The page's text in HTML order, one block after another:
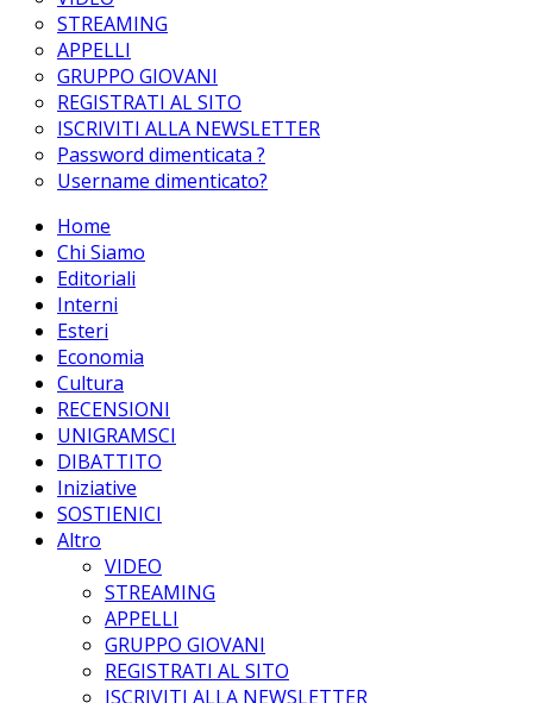
STREAMING
APPELLI
GRUPPO GIOVANI
REGISTRATI AL SITO
ISCRIVITI ALLA NEWSLETTER
Password dimenticata ?
Username dimenticato?
Home
Chi Siamo
Editoriali
Interni
Esteri
Economia
Cultura
RECENSIONI
UNIGRAMSCI
DIBATTITO
Iniziative
SOSTIENICI
Altro
VIDEO
STREAMING
APPELLI
GRUPPO GIOVANI
REGISTRATI AL SITO
ISCRIVITI ALLA NEWSLETTER